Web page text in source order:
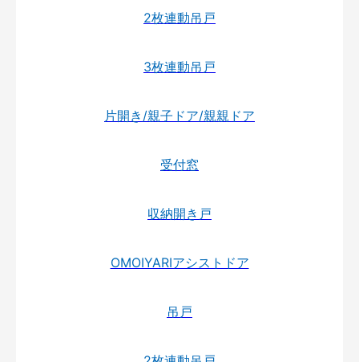
2枚連動吊戸
3枚連動吊戸
片開き/親子ドア/親親ドア
受付窓
収納開き戸
OMOIYARIアシストドア
吊戸